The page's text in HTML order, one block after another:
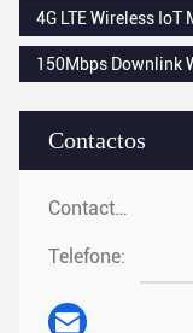
Contactos
Contactos:
Telefone:
4G LTE Wireless IoT
150Mbps Downlink